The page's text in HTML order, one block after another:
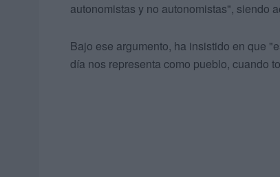
autonomistas y no autonomistas", siendo
Bajo ese argumento, ha insistido en que
día nos representa como pueblo, cuando